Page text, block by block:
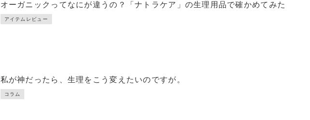
オーガニックってなにが違うの？「ナトラケア」の生理用品で確かめてみた
アイテムレビュー
私が神だったら、生理をこう変えたいのですが。
コラム